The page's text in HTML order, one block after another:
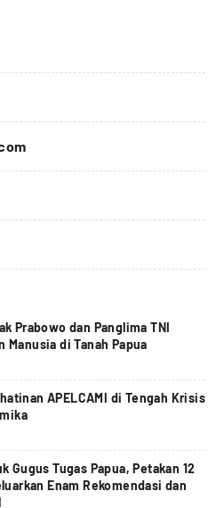
Prabowo dan Panglima TNI
Manusia di Tanah Papua
APELCAMI di Tengah Krisis
Gugus Tugas Papua, Petakan 12
Enam Rekomendasi dan